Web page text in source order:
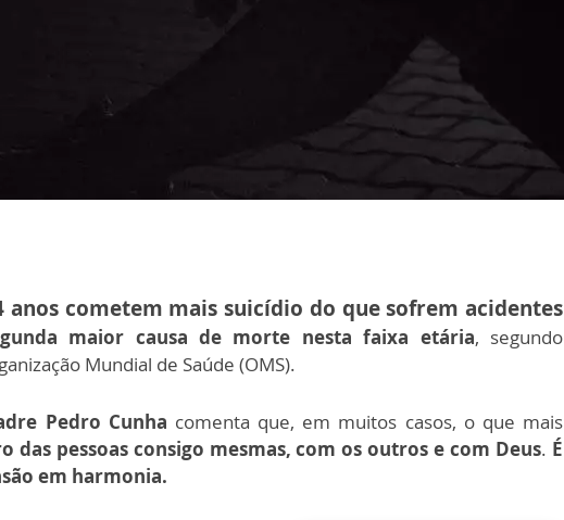
anos cometem mais suicídio do que sofrem acidentes
maior causa de morte nesta faixa etária, segundo
Mundial de Saúde (OMS).
Pedro Cunha comenta que, em muitos casos, o que mais
das pessoas consigo mesmas, com os outros e com Deus. É
em harmonia.